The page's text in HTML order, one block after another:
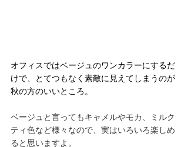
オフィスではベージュのワンカラーにするだ
けで、とてつもなく素敵に見えてしまうのが
秋の方のいいところ。
ベージュと言ってもキャメルやモカ、ミルク
ティ色など様々なので、実はいろいろ楽しめ
ると思いますよ。